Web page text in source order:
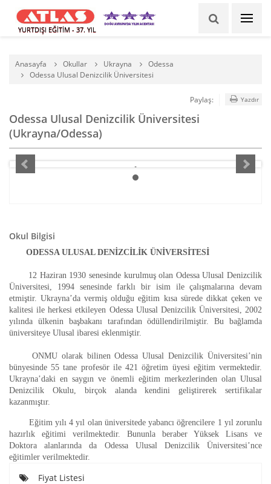
YURTDIŞI EĞİTİM - 37. YIL
Anasayfa Okullar Ukrayna
Odessa
Odessa Ulusal Denizcilik Üniversitesi
Odessa Ulusal Denizcilik Üniversitesi
(Ukrayna/Odessa)
Paylaş: Yazdır
Okul Bilgisi
     ODESSA ULUSAL DENİZCİLİK ÜNİVERSİTESİ
Üniversitesi, 1994 senesinde farklı bir isim ile çalışmalarına devam
etmiştir. Ukrayna’da vermiş olduğu eğitim kısa sürede dikkat çeken ve
kalitesi ile herkesi etkileyen Odessa Ulusal Denizcilik Üniversitesi, 2002
yılında ülkenin başbakanı tarafından ödüllendirilmiştir. Bu bağlamda
üniversiteye Ulusal ibaresi eklenmiştir.
ONMU olarak bilinen Odessa Ulusal Denizcilik Üniversitesi’nin
bünyesinde 55 tane profesör ile 421 öğretim üyesi eğitim vermektedir.
Ukrayna’daki en saygın ve önemli eğitim merkezlerinden olan Ulusal
Denizcilik Okulu, birçok alanda kendini geliştirerek sertifikalar
kazanmıştır.
Eğitim yılı 4 yıl olan üniversitede yabancı öğrencilere 1 yıl zorunlu
hazırlık eğitimi verilmektedir. Bununla beraber Yüksek Lisans ve
Doktora alanlarında da Odessa Ulusal Denizcilik Üniversitesi’nce
eğitimler verilmektedir.
Fiyat Listesi